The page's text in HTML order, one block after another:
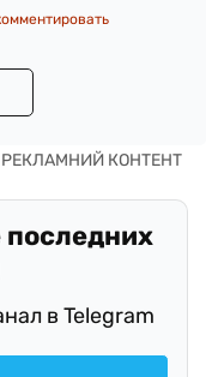
последних
в Telegram